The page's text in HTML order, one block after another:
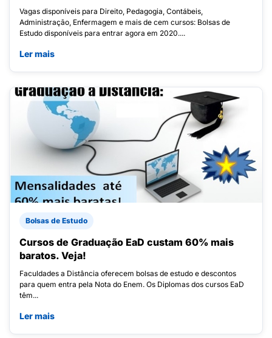
Vagas disponíveis para Direito, Pedagogia, Contábeis,
Administração, Enfermagem e mais de cem cursos: Bolsas de
Estudo disponíveis para entrar agora em 2020....
Ler mais
Bolsas de Estudo
Cursos de Graduação EaD custam 60% mais
baratos. Veja!
Faculdades a Distância oferecem bolsas de estudo e descontos
para quem entra pela Nota do Enem. Os Diplomas dos cursos EaD
têm...
Ler mais